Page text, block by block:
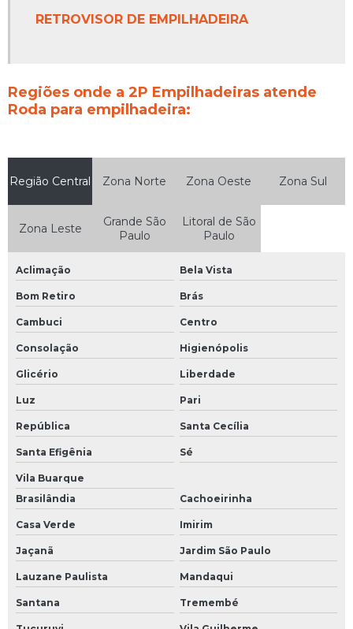
RETROVISOR DE EMPILHADEIRA
Regiões onde a 2P Empilhadeiras atende
Roda para empilhadeira:
Região Central Zona Norte Zona Oeste Zona Sul
Zona Leste
Grande São
Paulo
Litoral de São
Paulo
Aclimação Bela Vista
Bom Retiro Brás
Cambuci Centro
Consolação Higienópolis
Glicério Liberdade
Luz Pari
República Santa Cecília
Santa Efigênia Sé
Vila Buarque
Brasilândia
Cachoeirinha
Casa Verde Imirim
Jaçanã Jardim São Paulo
Lauzane Paulista Mandaqui
Santana Tremembé